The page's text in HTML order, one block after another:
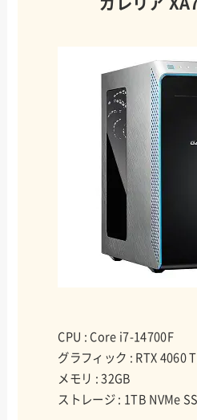
ガレリア
CPU : Core i7-14700F
グラフィック : RTX 4060
メモリ : 32GB
ストレージ : 1TB NVMe